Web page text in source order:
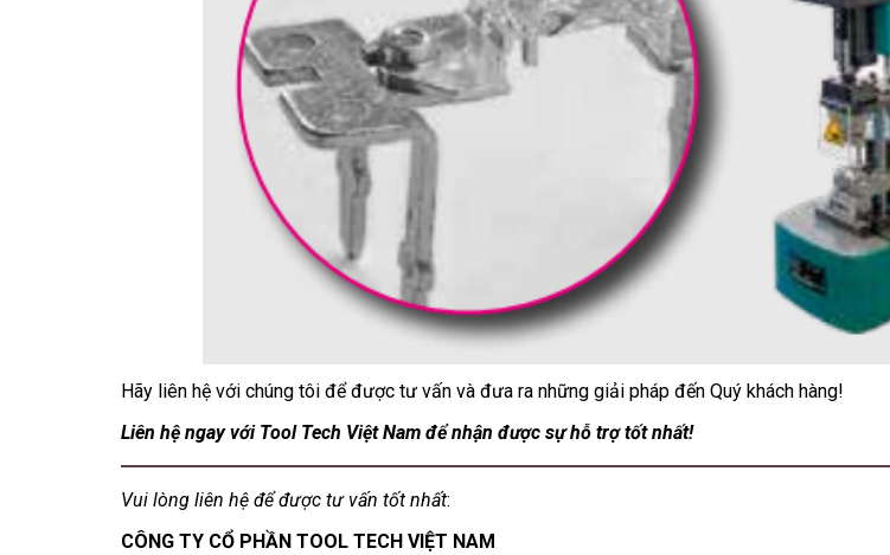
Hãy liên hệ với chúng tôi để được tư vấn và đưa ra những giải pháp đến Quý khách hàng!
Liên hệ ngay với Tool Tech Việt Nam để nhận được sự hỗ trợ tốt nhất!
Vui lòng liên hệ để được tư vấn tốt nhất:
CÔNG TY CỔ PHẦN TOOL TECH VIỆT NAM